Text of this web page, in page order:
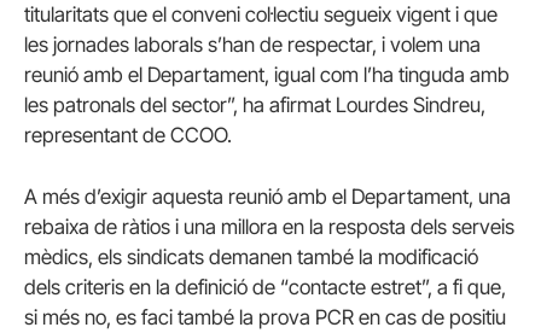
titularitats que el conveni col·lectiu segueix vigent i que
les jornades laborals s’han de respectar, i volem una
reunió amb el Departament, igual com l’ha tinguda amb
les patronals del sector”, ha afirmat Lourdes Sindreu,
representant de CCOO.
A més d’exigir aquesta reunió amb el Departament, una
rebaixa de ràtios i una millora en la resposta dels serveis
mèdics, els sindicats demanen també la modificació
dels criteris en la definició de “contacte estret”, a fi que,
si més no, es faci també la prova PCR en cas de positiu